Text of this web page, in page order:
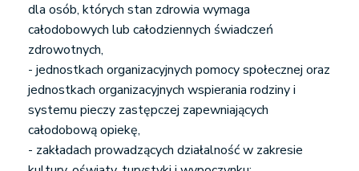
dla osób, których stan zdrowia wymaga
całodobowych lub całodziennych świadczeń
zdrowotnych,
- jednostkach organizacyjnych pomocy społecznej oraz
jednostkach organizacyjnych wspierania rodziny i
systemu pieczy zastępczej zapewniających
całodobową opiekę,
- zakładach prowadzących działalność w zakresie